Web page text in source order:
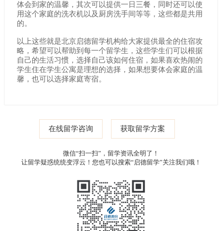
体会到家的温馨，其次可以提供一日三餐，同时还可以使
用这个家庭的洗衣机以及厨房洗手间等等，这些都是共用
的。
以上这些就是北京启德留学机构给大家提供最全的住宿攻
略，希望可以帮助到每一个留学生，这些学生们可以根据
自己的生活习惯，选择自己该如何住宿，如果喜欢热闹的
学生住在学生公寓是理想的选择，如果想要体会家庭的温
馨，也可以选择家庭寄宿。
在线留学咨询 获取留学方案
微信“扫一扫”，留学资讯全明了！
让留学疑惑统统变浮云！您也可以搜索“启德留学”关注我们哦！